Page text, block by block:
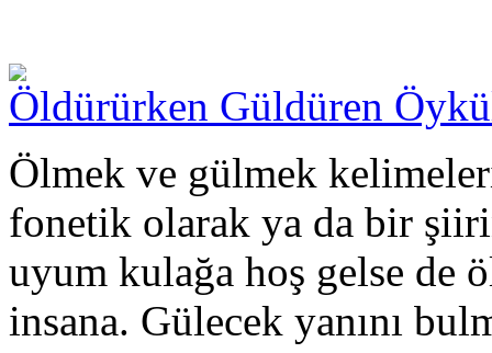
Öldürürken Güldüren
Ölmek ve gülmek
fonetik olarak ya da bir
uyum kulağa hoş gelse de
insana. Gülecek yanını